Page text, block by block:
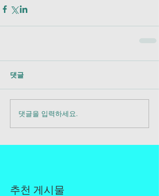
댓글
댓글을 입력하세요.
추천 게시물